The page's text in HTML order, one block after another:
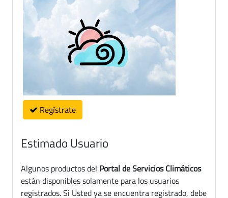
Regístrate
Estimado Usuario
Algunos productos del Portal de Servicios Climáticos
están disponibles solamente para los usuarios
registrados. Si Usted ya se encuentra registrado, debe